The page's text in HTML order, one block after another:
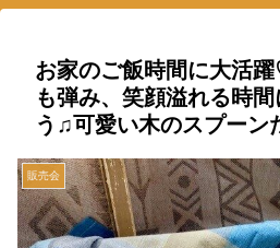
お家のご飯時間に大活
も弾み、笑顔溢れる時
う♫可愛い木のスプーン
販売会